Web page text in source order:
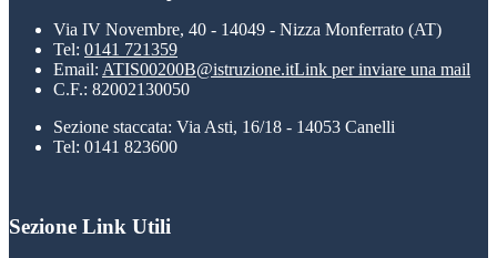
Via IV Novembre, 40 - 14049 - Nizza Monferrato (AT)
Tel: 0141 721359
Email: ATIS00200B@istruzione.itLink per inviare una mail
C.F.: 82002130050
Sezione staccata: Via Asti, 16/18 - 14053 Canelli
Tel: 0141 823600
Sezione Link Utili